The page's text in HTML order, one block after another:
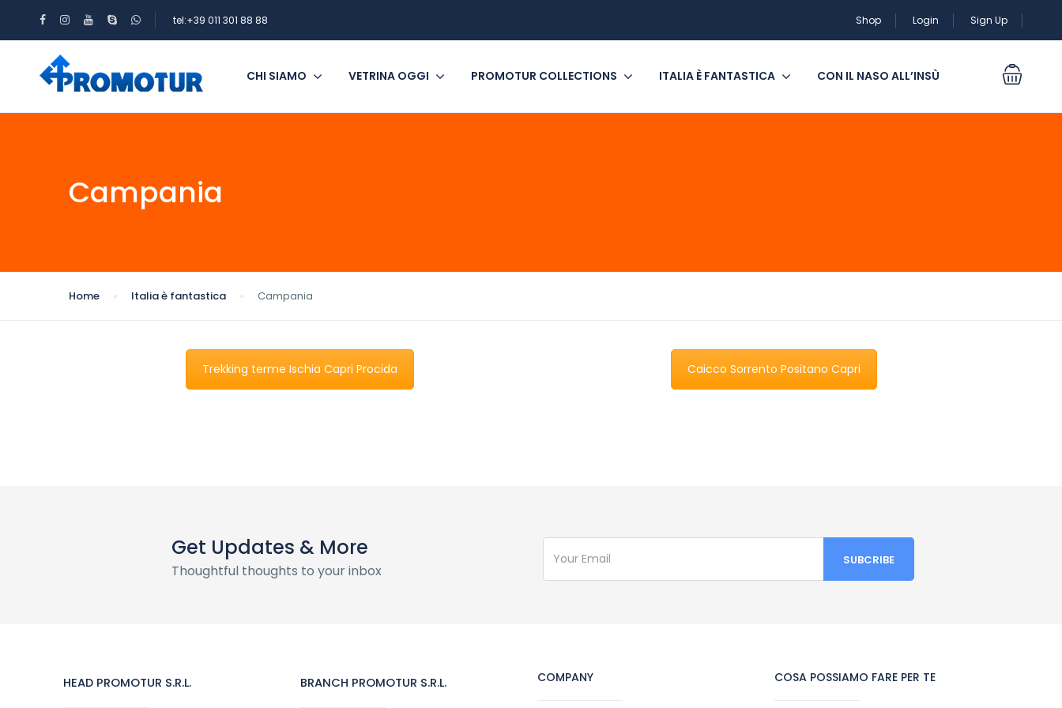
tel:+39 011 301 88 88 Shop Login Sign Up
CHI SIAMO VETRINA OGGI PROMOTUR COLLECTIONS ITALIA È FANTASTICA CON IL NASO ALL’INSÙ
Campania
Home Italia è fantastica Campania
Trekking terme Ischia Capri Procida Caicco Sorrento Positano Capri
Get Updates & More
Thoughtful thoughts to your inbox
HEAD PROMOTUR S.R.L. BRANCH PROMOTUR S.R.L. COMPANY COSA POSSIAMO FARE PER TE